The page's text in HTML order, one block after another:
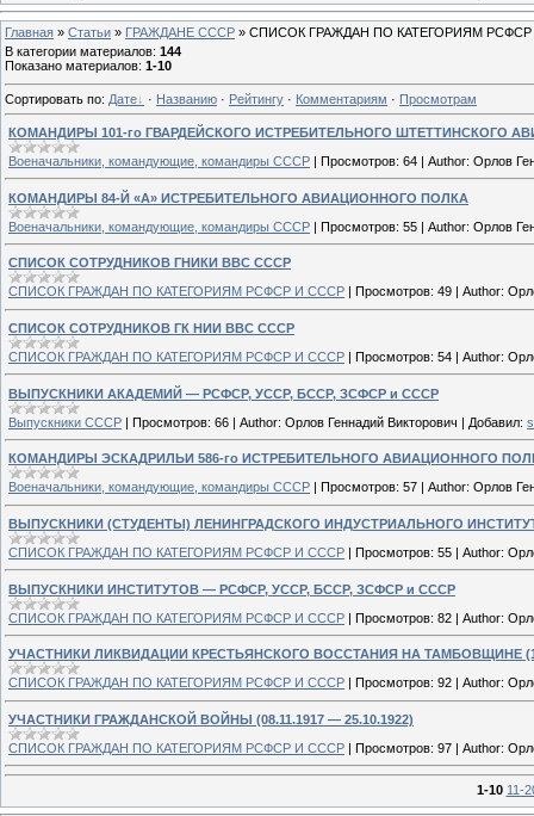
Главная » Статьи » ГРАЖДАНЕ СССР » СПИСОК ГРАЖДАН ПО КАТЕГОРИЯМ
В категории материалов: 144
Показано материалов: 1-10
Сортировать по: Дате · Названию · Рейтингу · Комментариям · Просмотрам
КОМАНДИРЫ 101-го ГВАРДЕЙСКОГО ИСТРЕБИТЕЛЬНОГО ШТЕТТИНСКОГО
Военачальники, командующие, командиры СССР | Просмотров: 64 | Author: Орлов
КОМАНДИРЫ 84-Й «А» ИСТРЕБИТЕЛЬНОГО АВИАЦИОННОГО ПОЛКА
Военачальники, командующие, командиры СССР | Просмотров: 55 | Author: Орлов
СПИСОК СОТРУДНИКОВ ГНИКИ ВВС СССР
СПИСОК ГРАЖДАН ПО КАТЕГОРИЯМ РСФСР И СССР
Просмотров: 49 Author:
СПИСОК СОТРУДНИКОВ ГК НИИ ВВС СССР
СПИСОК ГРАЖДАН ПО КАТЕГОРИЯМ РСФСР И СССР | Просмотров: 54 | Author:
ВЫПУСКНИКИ АКАДЕМИЙ — РСФСР, УССР, БССР, ЗСФСР и СССР
Выпускники СССР | Просмотров: 66 | Author: Орлов Геннадий Викторович | Добавил:
КОМАНДИРЫ ЭСКАДРИЛЬИ 586-го ИСТРЕБИТЕЛЬНОГО АВИАЦИОННОГО
Военачальники, командующие, командиры СССР
Просмотров: 57 Author: Орлов
ВЫПУСКНИКИ (СТУДЕНТЫ) ЛЕНИНГРАДСКОГО ИНДУСТРИАЛЬНОГО ИНСТИТУТА
СПИСОК ГРАЖДАН ПО КАТЕГОРИЯМ РСФСР И СССР | Просмотров: 55 | Author:
ВЫПУСКНИКИ ИНСТИТУТОВ — РСФСР, УССР, БССР, ЗСФСР и СССР
СПИСОК ГРАЖДАН ПО КАТЕГОРИЯМ РСФСР И СССР | Просмотров: 82 | Author:
УЧАСТНИКИ ЛИКВИДАЦИИ КРЕСТЬЯНСКОГО ВОССТАНИЯ НА ТАМБОВЩИНЕ
СПИСОК ГРАЖДАН ПО КАТЕГОРИЯМ РСФСР И СССР | Просмотров: 92 | Author:
УЧАСТНИКИ ГРАЖДАНСКОЙ ВОЙНЫ (08.11.1917 — 25.10.1922)
СПИСОК ГРАЖДАН ПО КАТЕГОРИЯМ РСФСР И СССР | Просмотров: 97 | Author:
1-10 11-